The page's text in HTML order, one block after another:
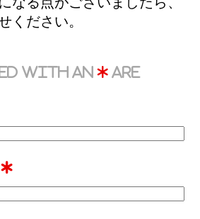
ください。
with an* are
*